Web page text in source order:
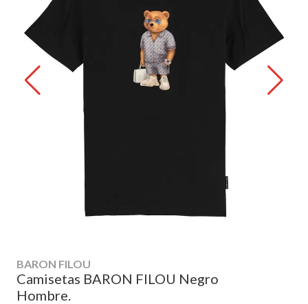
BARON FILOU
Camisetas BARON FILOU Negro
Hombre.